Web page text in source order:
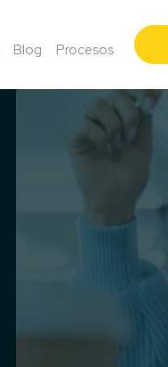
Blog Procesos